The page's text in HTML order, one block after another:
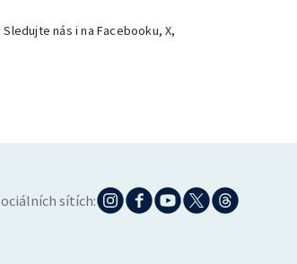
nás i na Facebooku, X,
sítích: